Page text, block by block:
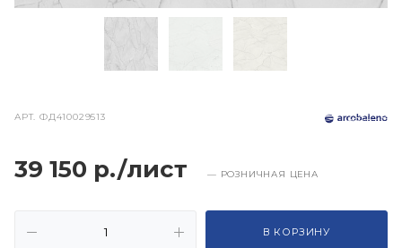
АРТ.ФД410029513
39 150 р./лист — РОЗНИЧНАЯ ЦЕНА
В КОРЗИНУ